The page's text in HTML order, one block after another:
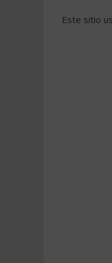
Este sitio